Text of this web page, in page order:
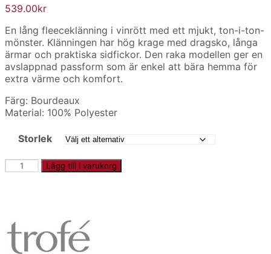
539.00kr
En lång fleeceklänning i vinrött med ett mjukt, ton-i-ton-
mönster. Klänningen har hög krage med dragsko, långa
ärmar och praktiska sidfickor. Den raka modellen ger en
avslappnad passform som är enkel att bära hemma för
extra värme och komfort.
Färg: Bourdeaux
Material: 100% Polyester
Storlek
TROFÈ
-
Lägg till i varukorg